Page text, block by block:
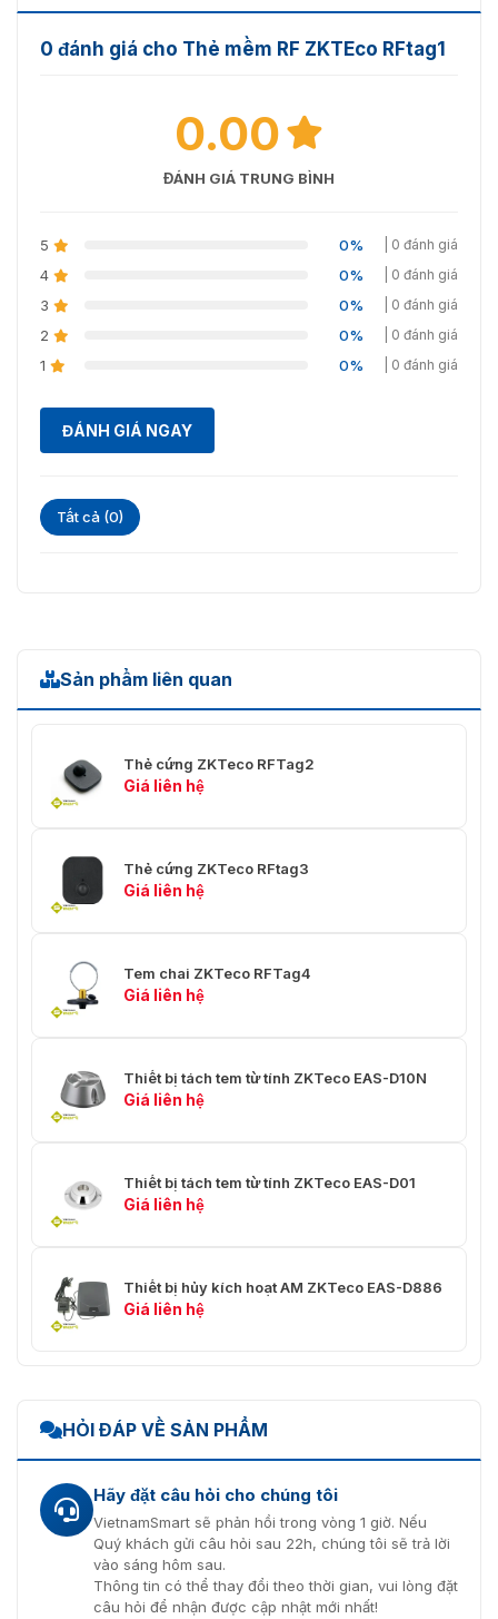
0 đánh giá cho Thẻ mềm RF ZKTEco RFtag1
0.00
ĐÁNH GIÁ TRUNG BÌNH
5 0% | 0 đánh giá
4 0% | 0 đánh giá
3 0% | 0 đánh giá
2 0% | 0 đánh giá
1 0% | 0 đánh giá
ĐÁNH GIÁ NGAY
Tất cả (0)
Sản phẩm liên quan
Thẻ cứng ZKTeco RFTag2
Giá liên hệ
Thẻ cứng ZKTeco RFtag3
Giá liên hệ
Tem chai ZKTeco RFTag4
Giá liên hệ
Thiết bị tách tem từ tính ZKTeco EAS-D10N
Giá liên hệ
Thiết bị tách tem từ tính ZKTeco EAS-D01
Giá liên hệ
Thiết bị hủy kích hoạt AM ZKTeco EAS-D886
Giá liên hệ
HỎI ĐÁP VỀ SẢN PHẨM
Hãy đặt câu hỏi cho chúng tôi
VietnamSmart sẽ phản hồi trong vòng 1 giờ. Nếu
Quý khách gửi câu hỏi sau 22h, chúng tôi sẽ trả lời
vào sáng hôm sau.
Thông tin có thể thay đổi theo thời gian, vui lòng đặt
câu hỏi để nhận được cập nhật mới nhất!